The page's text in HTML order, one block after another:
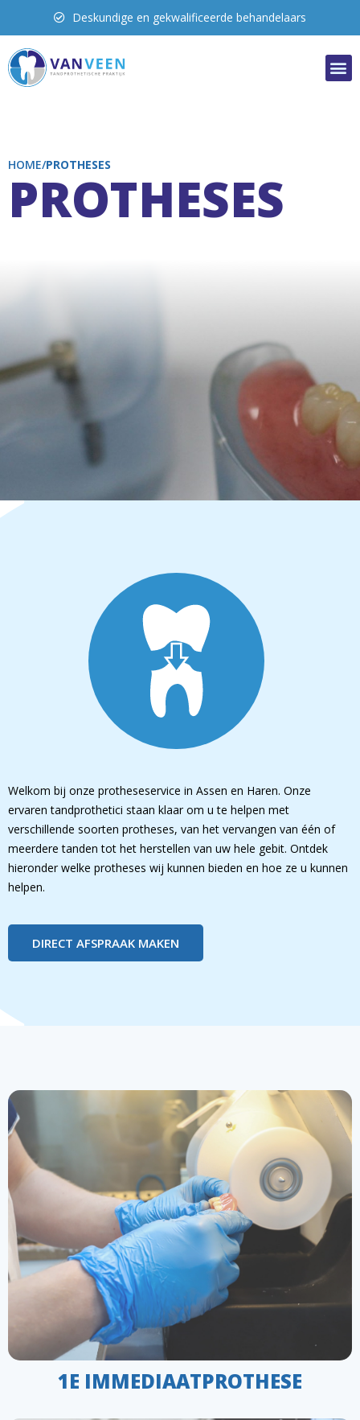
Uitgebreide oplossingen
HOME/PROTHESES​​
PROTHESES
Welkom bij onze protheseservice in Assen en Haren. Onze
ervaren tandprothetici staan klaar om u te helpen met
verschillende soorten protheses, van het vervangen van één of
meerdere tanden tot het herstellen van uw hele gebit. Ontdek
hieronder welke protheses wij kunnen bieden en hoe ze u kunnen
helpen.
DIRECT AFSPRAAK MAKEN
1E IMMEDIAATPROTHESE